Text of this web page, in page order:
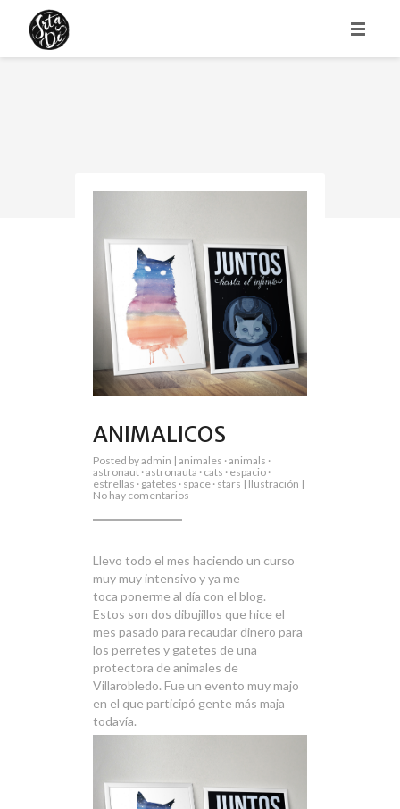
ANIMALICOS
Posted byadmin | animales ·animals ·
astronaut ·astronauta · cats · espacio ·
estrellas · gatetes · space · stars | Ilustración |
No hay comentariosen
Llevo todo el mes haciendo un curso
muy muy intensivo y ya me
toca ponerme al día con el blog.
Estos son dos dibujillos que hice el
mes pasado para recaudar dinero para
los perretes y gatetes de una
protectora de animales de
Villarobledo. Fue un evento muy majo
en el que participó gente más maja
todavía.